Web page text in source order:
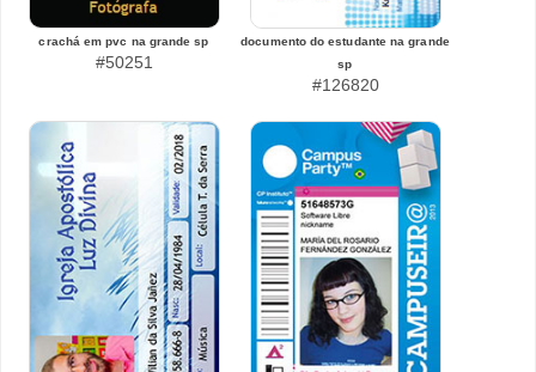
crachá em pvc na grande sp
#50251
documento do estudante na grande
sp
#126820